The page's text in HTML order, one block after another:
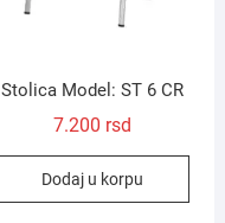
Stolica Model: ST 6 CR
7.200 rsd
Dodaj u korpu